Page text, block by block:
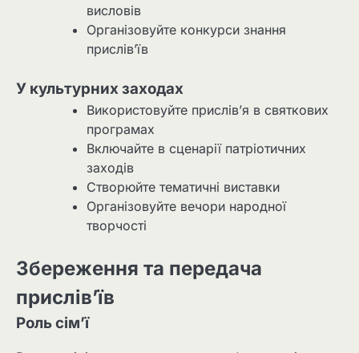
висловів
Організовуйте конкурси знання
прислів’їв
У культурних заходах
Використовуйте прислів’я в святкових
програмах
Включайте в сценарії патріотичних
заходів
Створюйте тематичні виставки
Організовуйте вечори народної
творчості
Збереження та передача
прислів’їв
Роль сім’ї